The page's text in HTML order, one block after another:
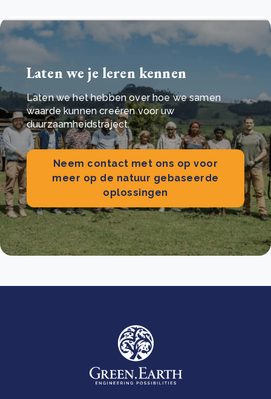
Laten we je leren kennen
Laten we het hebben over hoe we samen
waarde kunnen creëren voor uw
duurzaamheidstraject.
Neem contact met ons op voor
meer op de natuur gebaseerde
oplossingen